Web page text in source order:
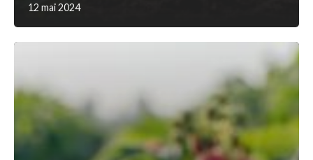
12 mai 2024